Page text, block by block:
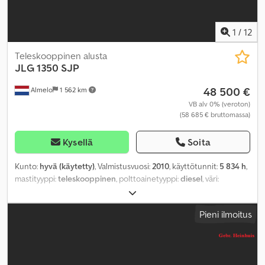
1 / 12
Almelo 1 562 km
Teleskooppinen alusta
JLG1350 SJP
48 500 €
VB alv 0% (veroton)
(58 685 € bruttomassa)
Kysellä Soita
Kunto: hyvä (käytetty), Valmistusvuosi:2010, käyttötunnit: 5 834 h,
mastityyppi:teleskooppinen, polttoainetyyppi:diesel, väri:
Pieni ilmoitus